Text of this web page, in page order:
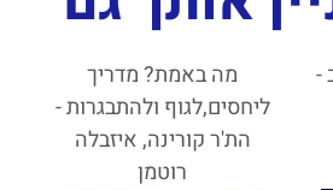
-
מה באמת? מדריך
ליחסים,לגוף ולהתבגרות -
הת'ר קורינה, איזבלה
רוטמן